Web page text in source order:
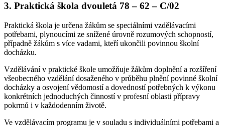
3. Praktická škola dvouletá 78 – 62 – C/02
Praktická škola je určena žákům se speciálními vzdělávacími
potřebami, plynoucími ze snížené úrovně rozumových schopností,
případně žákům s více vadami, kteří ukončili povinnou školní
docházku.
Vzdělávání v praktické škole umožňuje žákům doplnění a rozšíření
všeobecného vzdělání dosaženého v průběhu plnění povinné školní
docházky a osvojení vědomostí a dovedností potřebných k výkonu
konkrétních jednoduchých činností v profesní oblasti přípravy
pokrmů i v každodenním životě.
Ve vzdělávacím programu je v souladu s individuálními potřebami a